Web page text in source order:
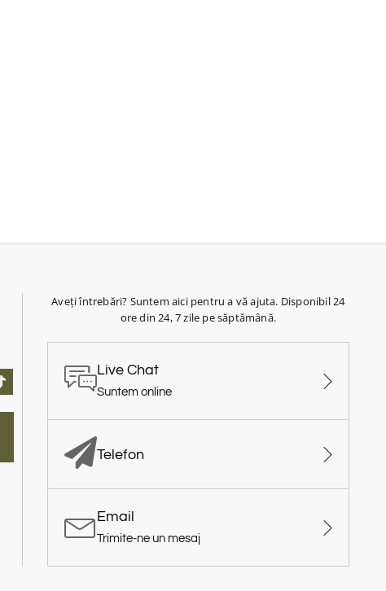
Aveți întrebări? Suntem aici pentru a vă ajuta. Disponibil 24
ore din 24, 7 zile pe săptămână.
Live Chat
Suntem online
Telefon
Email
Trimite-ne un mesaj